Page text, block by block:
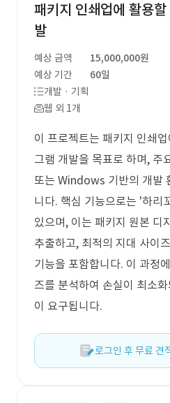
패키지 인쇄업에 활용
발
예상 금액
15,000,000원
예상 기간
60일
개발 · 기획
웹 외 1개
이 프로젝트는 패키지 인쇄
그램 개발을 목표로 하며, 주
또는 Windows 기반의 개발
니다. 핵심 기능으로는 '하리
있으며, 이는 패키지 원본 디
추출하고, 최적의 지대 사이
기능을 포함합니다. 이 과정
즈를 분석하여 손실이 최소
이 요구됩니다.
로그인 후 무료 견